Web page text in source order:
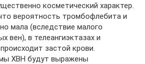
косметический характер.
вероятность тромбофлебита и
мала (вследствие малого
вен), в телеангиэктазах и
застой крови.
ХВН будут выражены